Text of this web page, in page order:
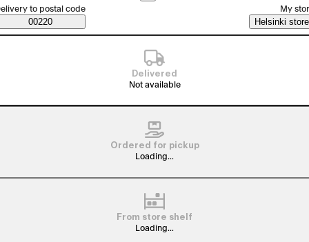
Saatavuustiedot
order method
to postal code
00220
My
Helsinki store
Delivered
Not available
Ordered for pickup
Loading...
From store shelf
Loading...